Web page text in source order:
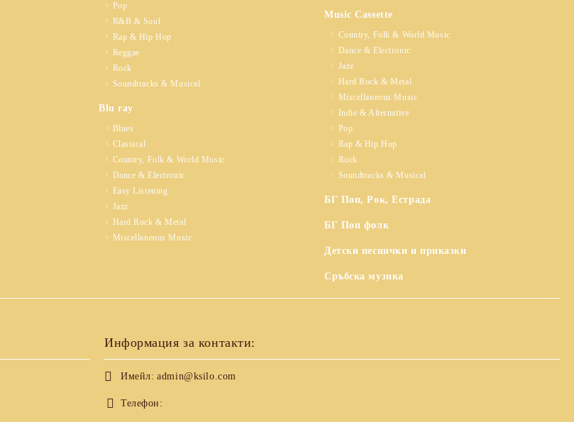
Pop
R&B & Soul
Rap & Hip Hop
Reggae
Rock
Soundtracks & Musical
Blu ray
Blues
Classical
Country, Folk & World Music
Dance & Electronic
Easy Listening
Jazz
Hard Rock & Metal
Miscellaneous Music
Music Cassette
Country, Folk & World Music
Dance & Electronic
Jazz
Hard Rock & Metal
Miscellaneous Music
Indie & Alternative
Pop
Rap & Hip Hop
Rock
Soundtracks & Musical
БГ Поп, Рок, Естрада
БГ Поп фолк
Детски песнички и приказки
Сръбска музика
Информация за контакти:
Имейл: admin@ksilo.com
Телефон: